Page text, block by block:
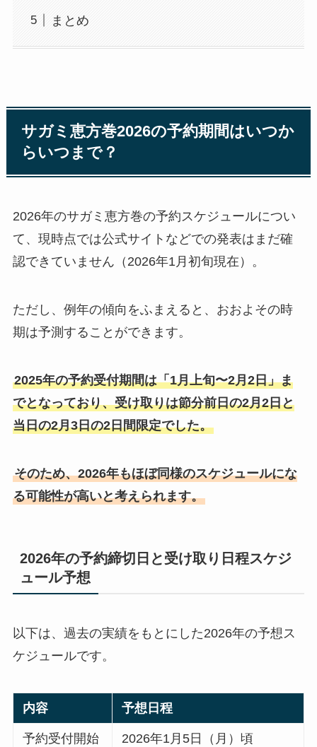
まとめ
サガミ恵方巻2026の予約期間はいつか
らいつまで？
2026年のサガミ恵方巻の予約スケジュールについ
て、現時点では公式サイトなどでの発表はまだ確
認できていません（2026年1月初旬現在）。
ただし、例年の傾向をふまえると、おおよその時
期は予測することができます。
2025年の予約受付期間は「1月上旬〜2月2日」ま
でとなっており、受け取りは節分前日の2月2日と
当日の2月3日の2日間限定でした。
そのため、2026年もほぼ同様のスケジュールにな
る可能性が高いと考えられます。
2026年の予約締切日と受け取り日程スケジ
ュール予想
以下は、過去の実績をもとにした2026年の予想ス
ケジュールです。
内容 予想日程
予約受付開始
2026年1月5日（月）頃